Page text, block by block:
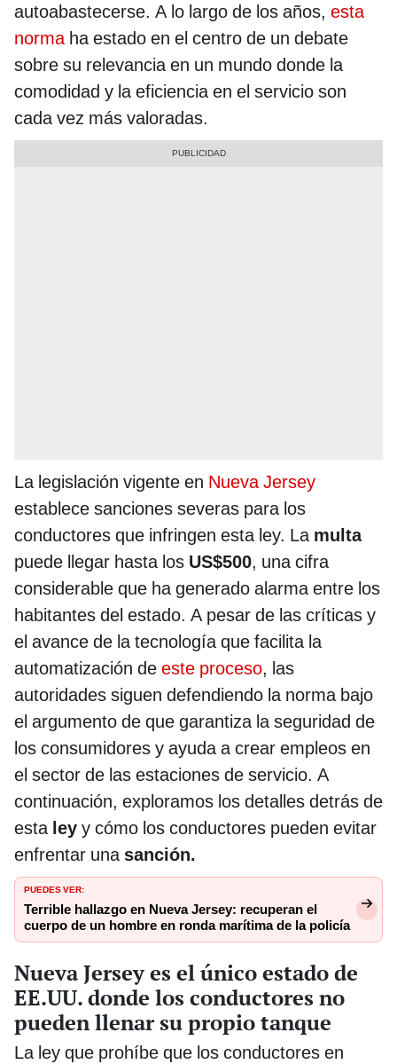
autoabastecerse. A lo largo de los años, esta
normaha estado en el centro de un debate
sobre su relevancia en un mundo donde la
comodidad y la eficiencia en el servicio son
cada vez más valoradas.
La legislación vigente en Nueva Jersey
establece sanciones severas para los
conductores que infringen esta ley. La multa
puede llegar hasta los US$500, una cifra
considerable que ha generado alarma entre los
habitantes del estado. A pesar de las críticas y
el avance de la tecnología que facilita la
automatización de este proceso, las
autoridades siguen defendiendo la norma bajo
el argumento de que garantiza la seguridad de
los consumidores y ayuda a crear empleos en
el sector de las estaciones de servicio. A
continuación, exploramos los detalles detrás de
esta ley y cómo los conductores pueden evitar
enfrentar una sanción.
PUEDES VER:
Terrible hallazgo en Nueva Jersey: recuperan el
cuerpo de un hombre en ronda marítima de la policía
Nueva Jersey es el único estado de
EE.UU. donde los conductores no
pueden llenar su propio tanque
La ley que prohíbe que los conductores en